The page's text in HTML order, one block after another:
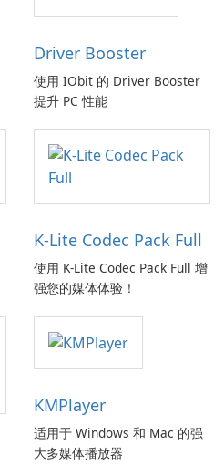
Driver Booster
使用 IObit 的 Driver Booster
提升 PC 性能
K-Lite Codec Pack Full
使用 K-Lite Codec Pack Full 增
强您的媒体体验！
KMPlayer
适用于 Windows 和 Mac 的强
大多媒体播放器